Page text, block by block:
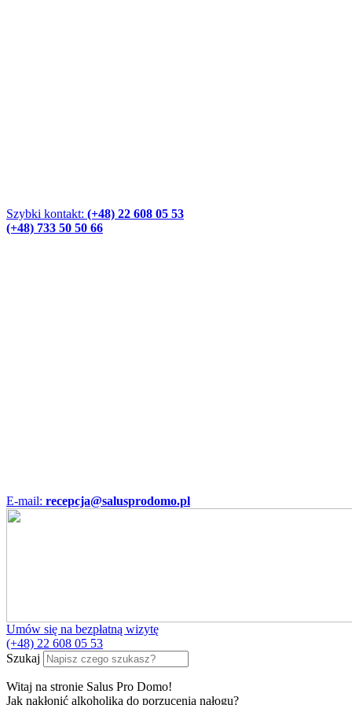
Szybki kontakt: (+48) 22 608 05 53
(+48) 733 50 50 66
E-mail: recepcja@salusprodomo.pl
Umów się na bezpłatną wizytę
(+48) 22 608 05 53
Szukaj
Witaj na stronie Salus Pro Domo!
Jak nakłonić alkoholika do porzucenia nałogu?